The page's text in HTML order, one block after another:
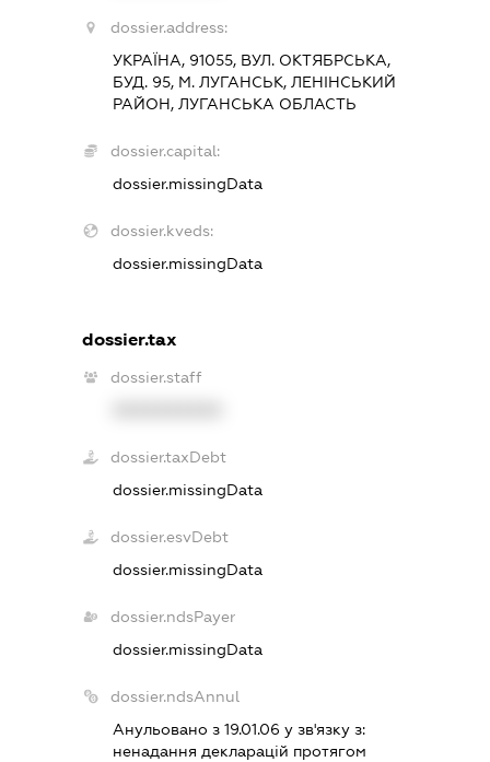
dossier.address:
УКРАЇНА, 91055, ВУЛ. ОКТЯБРСЬКА,
БУД. 95, М. ЛУГАНСЬК, ЛЕНІНСЬКИЙ
РАЙОН, ЛУГАНСЬКА ОБЛАСТЬ
dossier.capital:
dossier.missingData
dossier.kveds:
dossier.missingData
dossier.tax
dossier.staff
dossier.taxDebt
dossier.missingData
dossier.esvDebt
dossier.missingData
dossier.ndsPayer
dossier.missingData
dossier.ndsAnnul
Анульовано з 19.01.06 у зв'язку з:
ненадання декларацiй протягом